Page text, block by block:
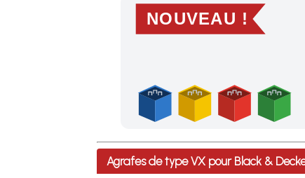
NOUVEAU !
Profitez des Frais de port offerts en
Agrafes de type VX pour Black &